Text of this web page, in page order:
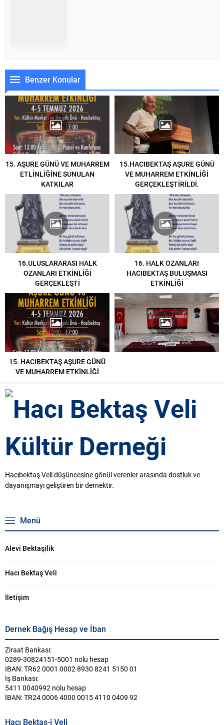
Benzer Konular
15. AŞURE GÜNÜ VE MUHARREM
ETLİNLİĞİNE SUNULAN
KATKILAR
15.HACIBEKTAŞ AŞURE GÜNÜ
VE MUHARREM ETKİNLİĞİ
GERÇEKLEŞTİRİLDİ.
16.ULUSLARARASI HALK
OZANLARI ETKİNLİĞİ
GERÇEKLEŞTİ
16. HALK OZANLARI
HACIBEKTAŞ BULUŞMASI
ETKİNLİĞİ
15. HACIBEKTAŞ AŞURE GÜNÜ
VE MUHARREM ETKİNLİĞİ
Hacıbektaş Veli düşüncesine gönül verenler arasında dostluk ve
dayanışmayı geliştiren bir dernektir.
Menü
Alevi Bektaşilik
Hacı Bektaş Veli
İletişim
Dernek Bağış Hesap ve İban
Ziraat Bankası:
0289-30824151-5001 nolu hesap
IBAN: TR62 0001 0002 8930 8241 5150 01
İş Bankası:
5411 0040992 nolu hesap
İBAN: TR24 0006 4000 0015 4110 0409 92
Hacı Bektaş-i Veli